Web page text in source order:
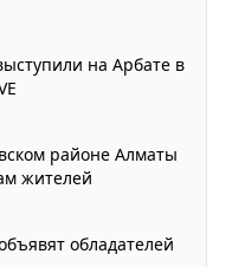
на Арбате в
районе Алматы
жителей
обладателей